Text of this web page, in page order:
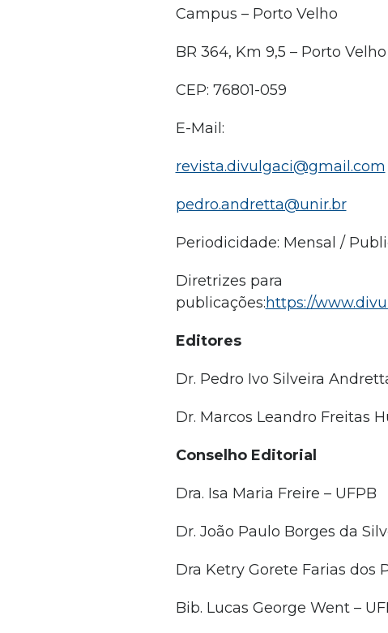
Campus – Porto Velho
BR 364, Km 9,5 – Porto
CEP: 76801-059
E-Mail:
revista.divulgaci@gmail.com
pedro.andretta@unir.br
Periodicidade: Mensal /
Diretrizes para
publicações:https://
Editores
Dr. Pedro Ivo Silveira
Dr. Marcos Leandro Freitas
Conselho Editorial
Dra. Isa Maria Freire – UFPB
Dr. João Paulo Borges da
Dra Ketry Gorete Farias dos
Bib. Lucas George Went –